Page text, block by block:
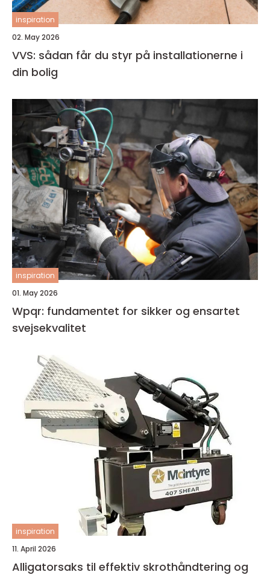
inspiration
02. May 2026
VVS: sådan får du styr på installationerne i
din bolig
inspiration
01. May 2026
Wpqr: fundamentet for sikker og ensartet
svejsekvalitet
inspiration
11. April 2026
Alligatorsaks til effektiv skrothåndtering og